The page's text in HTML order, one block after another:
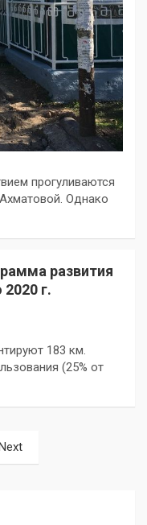
прогуливаются
Однако
развития
г.
183 км.
(25% от